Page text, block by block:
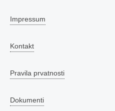
Impressum
Kontakt
Pravila prvatnosti
Dokumenti